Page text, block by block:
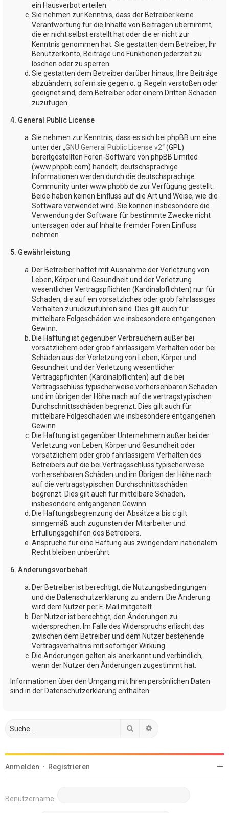
ein Hausverbot erteilen.
Sie nehmen zur Kenntnis, dass der Betreiber keine
Verantwortung für die Inhalte von Beiträgen übernimmt,
die er nicht selbst erstellt hat oder die er nicht zur
Kenntnis genommen hat. Sie gestatten dem Betreiber, Ihr
Benutzerkonto, Beiträge und Funktionen jederzeit zu
löschen oder zu sperren.
Sie gestatten dem Betreiber darüber hinaus, Ihre Beiträge
abzuändern, sofern sie gegen o. g. Regeln verstoßen oder
geeignet sind, dem Betreiber oder einem Dritten Schaden
zuzufügen.
4. General Public License
Sie nehmen zur Kenntnis, dass es sich bei phpBB um eine
unter der „GNU General Public License v2“ (GPL)
bereitgestellten Foren-Software von phpBB Limited
(www.phpbb.com) handelt; deutschsprachige
Informationen werden durch die deutschsprachige
Community unter www.phpbb.de zur Verfügung gestellt.
Beide haben keinen Einfluss auf die Art und Weise, wie die
Software verwendet wird. Sie können insbesondere die
Verwendung der Software für bestimmte Zwecke nicht
untersagen oder auf Inhalte fremder Foren Einfluss
nehmen.
5. Gewährleistung
Der Betreiber haftet mit Ausnahme der Verletzung von
Leben, Körper und Gesundheit und der Verletzung
wesentlicher Vertragspflichten (Kardinalpflichten) nur für
Schäden, die auf ein vorsätzliches oder grob fahrlässiges
Verhalten zurückzuführen sind. Dies gilt auch für
mittelbare Folgeschäden wie insbesondere entgangenen
Gewinn.
Die Haftung ist gegenüber Verbrauchern außer bei
vorsätzlichem oder grob fahrlässigem Verhalten oder bei
Schäden aus der Verletzung von Leben, Körper und
Gesundheit und der Verletzung wesentlicher
Vertragspflichten (Kardinalpflichten) auf die bei
Vertragsschluss typischerweise vorhersehbaren Schäden
und im übrigen der Höhe nach auf die vertragstypischen
Durchschnittsschäden begrenzt. Dies gilt auch für
mittelbare Folgeschäden wie insbesondere entgangenen
Gewinn.
Die Haftung ist gegenüber Unternehmern außer bei der
Verletzung von Leben, Körper und Gesundheit oder
vorsätzlichem oder grob fahrlässigem Verhalten des
Betreibers auf die bei Vertragsschluss typischerweise
vorhersehbaren Schäden und im Übrigen der Höhe nach
auf die vertragstypischen Durchschnittsschäden
begrenzt. Dies gilt auch für mittelbare Schäden,
insbesondere entgangenen Gewinn.
Die Haftungsbegrenzung der Absätze a bis c gilt
sinngemäß auch zugunsten der Mitarbeiter und
Erfüllungsgehilfen des Betreibers.
Ansprüche für eine Haftung aus zwingendem nationalem
Recht bleiben unberührt.
6. Änderungsvorbehalt
Der Betreiber ist berechtigt, die Nutzungsbedingungen
und die Datenschutzerklärung zu ändern. Die Änderung
wird dem Nutzer per E-Mail mitgeteilt.
Der Nutzer ist berechtigt, den Änderungen zu
widersprechen. Im Falle des Widerspruchs erlischt das
zwischen dem Betreiber und dem Nutzer bestehende
Vertragsverhältnis mit sofortiger Wirkung.
Die Änderungen gelten als anerkannt und verbindlich,
wenn der Nutzer den Änderungen zugestimmt hat.
Informationen über den Umgang mit Ihren persönlichen Daten
sind in der Datenschutzerklärung enthalten.
Suche
Anmelden • Registrieren
Benutzername: